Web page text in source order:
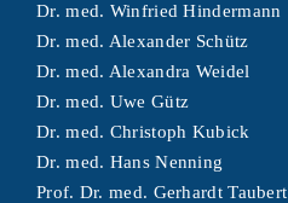
Dr. med. Winfried Hindermann
Dr. med. Alexander Schütz
Dr. med. Alexandra Weidel
Dr. med. Uwe Gütz
Dr. med. Christoph Kubick
Dr. med. Hans Nenning
Prof. Dr. med. Gerhardt Taubert